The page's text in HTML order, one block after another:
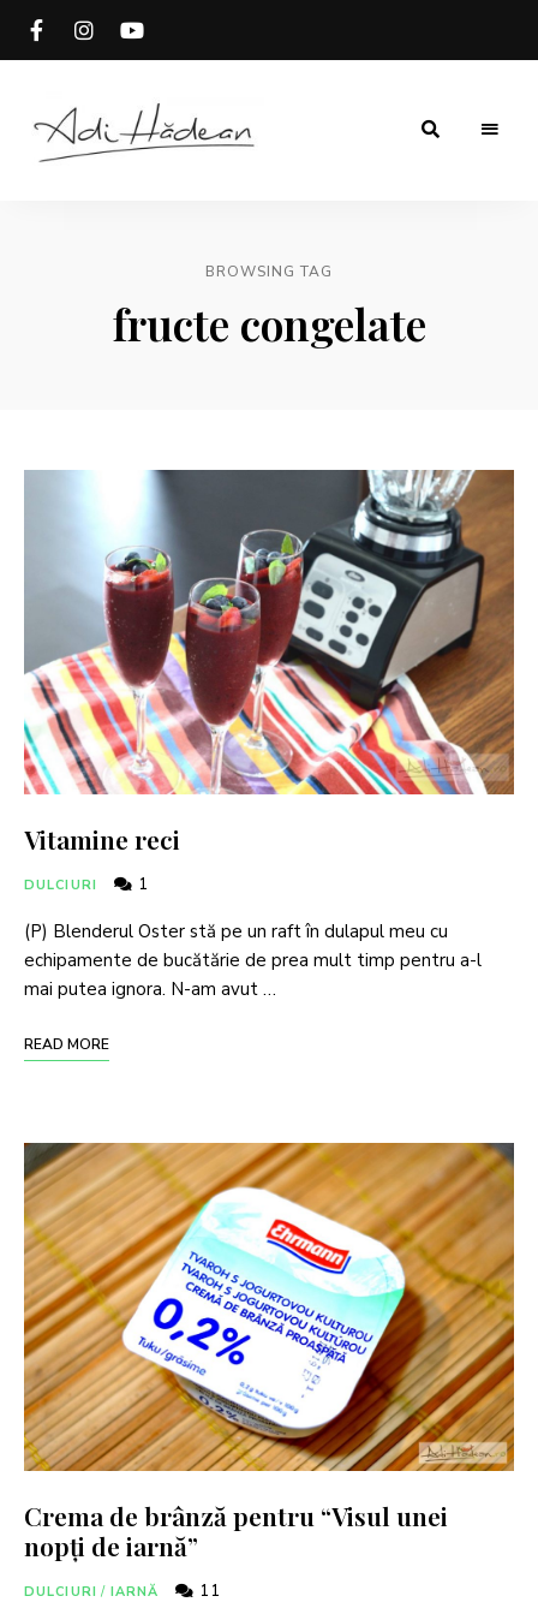
BROWSING TAG
fructe congelate
Vitamine reci
DULCIURI 1
(P) Blenderul Oster stă pe un raft în dulapul meu cu
echipamente de bucătărie de prea mult timp pentru a-l
mai putea ignora. N-am avut …
READ MORE
Crema de brânză pentru “Visul unei
nopți de iarnă”
DULCIURI / IARNĂ 11